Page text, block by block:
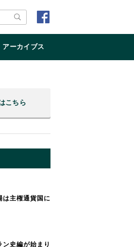
アーカイブス
こちら
は主権通貨国に
ン史編が始まり